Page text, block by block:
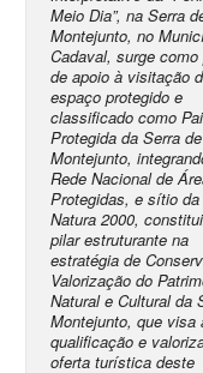
Meio Dia”, na Serra
Montejunto, no
Cadaval, surge como
de apoio à visitação
espaço protegido e
classificado como
Protegida da Serra de
Montejunto,
Rede Nacional de
Protegidas, e sítio da
Natura 2000,
pilar estruturante na
estratégia de
Valorização do
Natural e Cultural da
Montejunto, que visa
qualificação e
oferta turística deste